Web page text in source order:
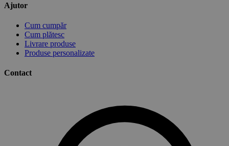
Ajutor
Cum cumpăr
Cum plătesc
Livrare produse
Produse personalizate
Contact